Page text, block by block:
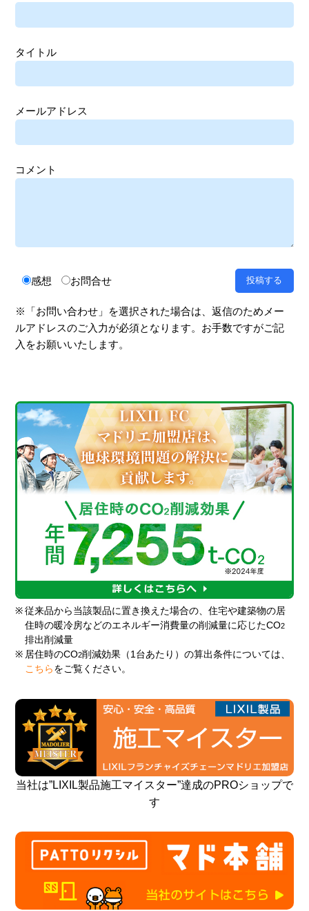
タイトル
メールアドレス
コメント
感想 お問合せ
※「お問い合わせ」を選択された場合は、返信のためメー
ルアドレスのご入力が必須となります。お手数ですがご記
入をお願いいたします。
※ 従来品から当該製品に置き換えた場合の、住宅や建築物の居
住時の暖冷房などのエネルギー消費量の削減量に応じたCO2
排出削減量
※ 居住時のCO2削減効果（1台あたり）の算出条件については、
こちら をご覧ください。
当社は”LIXIL製品施工マイスター”達成のPROショップで
す